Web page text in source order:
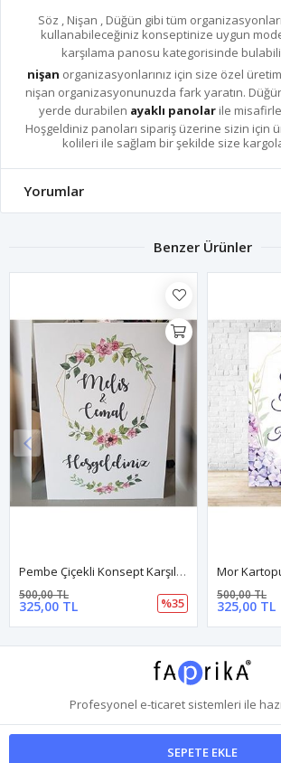
SEPETE EKLE
Söz , Nişan , Düğün gibi tüm
kullanabileceğiniz konseptinize uygun
karşılama panosu kategorisinde
nişan organizasyonlarınız için size özel
nişan organizasyonunuzda fark yaratın.
yerde durabilen ayaklı panolar ile
Hoşgeldiniz panoları sipariş üzerine sizin için
kolileri ile sağlam bir şekilde size
Yorumlar
Benzer Ürünler
Pembe Çiçekli Konsept Karşılama Panosu
325,00 TL
500,00 TL
%35 325,00 TL
500,00 TL
Profesyonel e-ticaretsistemleri ile